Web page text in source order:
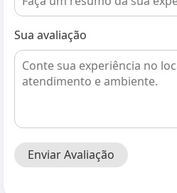
Sua avaliação
Enviar Avaliação